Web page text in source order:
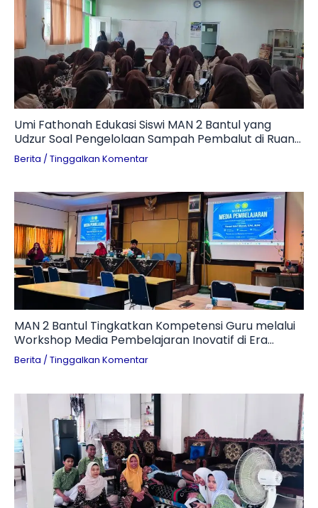
Umi Fathonah Edukasi Siswi MAN 2 Bantul yang
Udzur Soal Pengelolaan Sampah Pembalut di Ruang
Otomotif
Berita / Tinggalkan Komentar
MAN 2 Bantul Tingkatkan Kompetensi Guru melalui
Workshop Media Pembelajaran Inovatif di Era
Digital
Berita / Tinggalkan Komentar